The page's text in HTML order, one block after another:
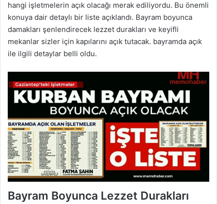
hangi işletmelerin açık olacağı merak ediliyordu. Bu önemli
konuya dair detaylı bir liste açıklandı. Bayram boyunca
damakları şenlendirecek lezzet durakları ve keyifli
mekanlar sizler için kapılarını açık tutacak. bayramda açık
ile ilgili detaylar belli oldu.
Bayram Boyunca Lezzet Durakları